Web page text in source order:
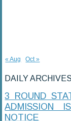
« Aug
Oct »
DAILY
3 ROUND
ADMISSION
NOTICE